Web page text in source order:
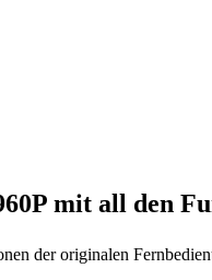
mit all den
der originalen